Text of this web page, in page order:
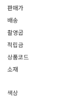
판매가
배송
촬영굽
적립금
상품코드
소재
색상